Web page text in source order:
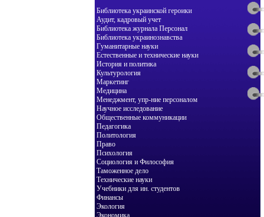
Библиотека украинской героики
Аудит, кадровый учет
Библиотека журнала Персонал
Библиотека украинознавства
Гуманитарные науки
Естественные и технические науки
История и политика
Культурология
Маркетинг
Медицина
Менеджмент, упр-ние персоналом
Научное исследование
Общественные коммуникации
Педагогика
Политология
Право
Психология
Социология и Философия
Таможенное дело
Технические науки
Учебники для ин. студентов
Финансы
Экология
Экономика